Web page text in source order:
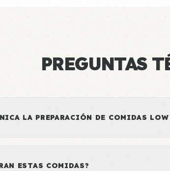
PREGUNTAS
LA PREPARACIÓN DE COMIDAS
ESTAS COMIDAS?